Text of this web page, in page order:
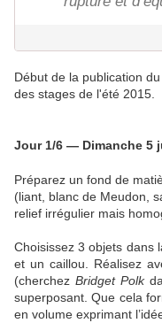
Début de la publication
des stages de l'été 2015.
Jour 1/6 — Dimanche 5
Préparez un fond de
(liant, blanc de Meudon,
relief irrégulier mais
Choisissez 3 objets dans
et un caillou. Réalisez
(cherchez Bridget Polk
superposant. Que cela
en volume exprimant